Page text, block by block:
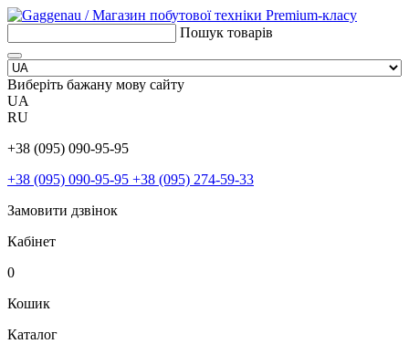
Пошук товарів
Виберіть бажану мову сайту
UA
RU
+38 (095) 090-95-95
+38 (095) 090-95-95 +38 (095) 274-59-33
Замовити дзвінок
Кабінет
0
Кошик
Каталог